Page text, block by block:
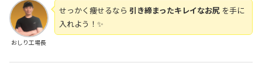
おしり工場長
せっかく痩せるなら 引き締まったキレイなお尻を手に
入れよう！✨